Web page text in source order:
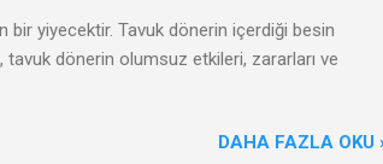
bir yiyecektir. Tavuk dönerin içerdiği besin
tavuk dönerin olumsuz etkileri, zararları ve
DAHA FAZLA OKU